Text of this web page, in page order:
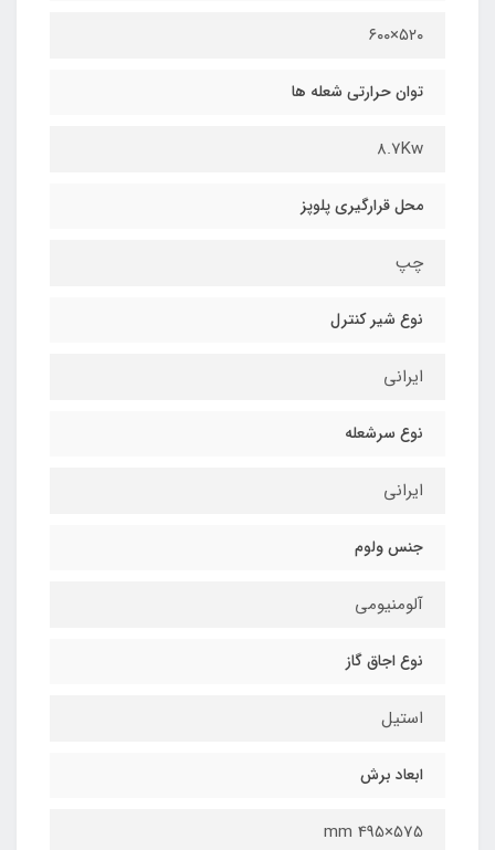
٥٢٠×٦٠٠
توان حرارتی شعله ها
8.7Kw
محل قرارگیري پلوپز
چپ
نوع شیر کنترل
ايراني
نوع سرشعله
ايراني
جنس ولوم
آلومنیومی
نوع اجاق گاز
استيل
ابعاد برش
575×495 mm